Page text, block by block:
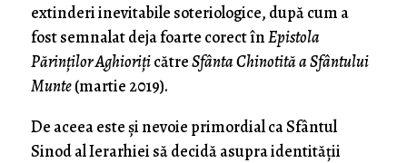
extinderi inevitabile soteriologice, după cum a
fost semnalat deja foarte corect înEpistola
Părinților AghiorițicătreSfânta Chinotită a Sfântului
Munte(martie 2019).
De aceea este și nevoie primordial ca Sfântul
Sinod al Ierarhiei să decidă asupra identității